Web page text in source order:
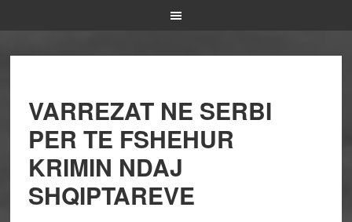
VARREZAT NE SERBI
PER TE FSHEHUR
KRIMIN NDAJ
SHQIPTAREVE